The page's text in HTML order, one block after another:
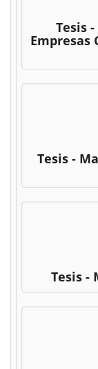
Tesis
Tesis -
Tesis -